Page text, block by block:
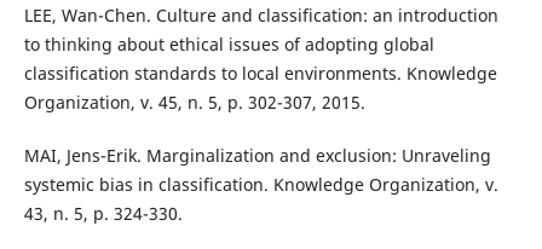
LEE, Wan-Chen. Culture and classification: an introduction
to thinking about ethical issues of adopting global
classification standards to local environments. Knowledge
Organization, v. 45, n. 5, p. 302-307, 2015.
MAI, Jens-Erik. Marginalization and exclusion: Unraveling
systemic bias in classification. Knowledge Organization, v.
43, n. 5, p. 324-330.